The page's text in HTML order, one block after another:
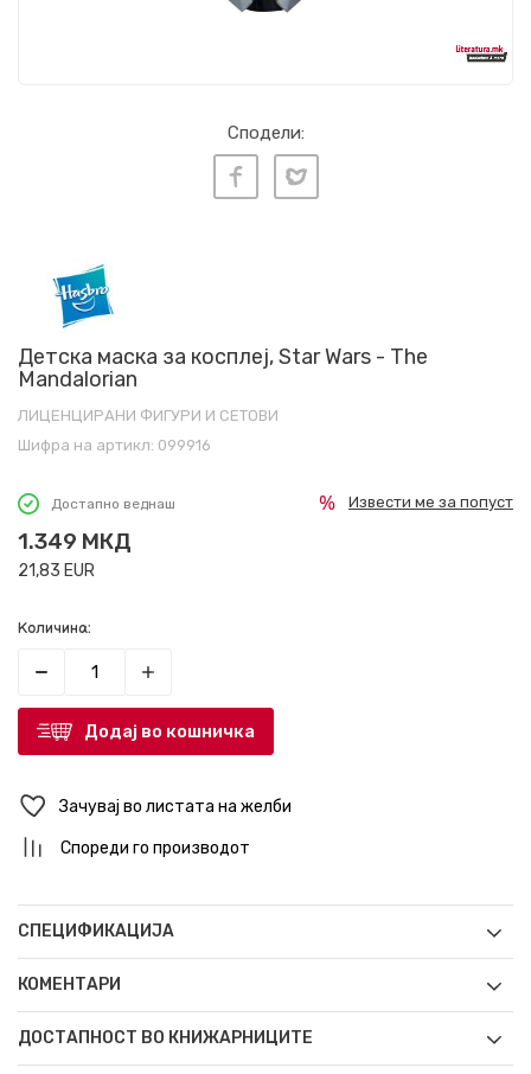
Сподели:
Детска маска за косплеј, Star Wars - The
Mandalorian
ЛИЦЕНЦИРАНИ ФИГУРИ И СЕТОВИ
Шифра на артикл: 099916
Достапно веднаш
1.349 МКД
21,83 EUR
Извести ме за попуст
Количина:
Додај во кошничка
Зачувај во листата на желби
Спореди го производот
СПЕЦИФИКАЦИЈА
КОМЕНТАРИ
ДОСТАПНОСТ ВО КНИЖАРНИЦИТЕ